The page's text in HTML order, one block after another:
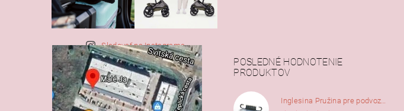
Sledovať na Instagrame
POSLEDNÉ HODNOTENIE
PRODUKTOV
Inglesina Pružina pre podvozok Comfort, 2ks